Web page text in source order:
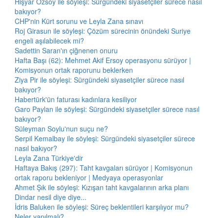
bakıyor?
CHP'nin Kürt sorunu ve Leyla Zana sınavı
Roj Girasun ile söyleşi: Çözüm sürecinin önündeki Suriye
engeli aşılabilecek mi?
Sadettin Saran'ın çiğnenen onuru
Hafta Başı (62): Mehmet Akif Ersoy operasyonu sürüyor |
Komisyonun ortak raporunu beklerken
Ziya Pir ile söyleşi: Sürgündeki siyasetçiler sürece nasıl
bakıyor?
Habertürk'ün faturası kadınlara kesiliyor
Garo Paylan ile söyleşi: Sürgündeki siyasetçiler sürece nasıl
bakıyor?
Süleyman Soylu'nun suçu ne?
Serpil Kemalbay ile söyleşi: Sürgündeki siyasetçiler sürece
nasıl bakıyor?
Leyla Zana Türkiye'dir
Haftaya Bakış (297): Taht kavgaları sürüyor | Komisyonun
ortak raporu bekleniyor | Medyaya operasyonlar
Ahmet Şık ile söyleşi: Kızışan taht kavgalarının arka planı
Dindar nesil diye diye...
İdris Baluken ile söyleşi: Süreç beklentileri karşılıyor mu?